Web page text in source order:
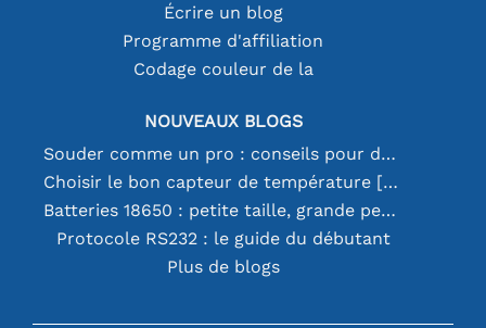
Écrire un blog
Programme d'affiliation
Codage couleur de la
NOUVEAUX BLOGS
Souder comme un pro : conseils pour des connexions électroniques parfaites
Choisir le bon capteur de température [youtube]
Batteries 18650 : petite taille, grande performance
Protocole RS232 : le guide du débutant
Plus de blogs